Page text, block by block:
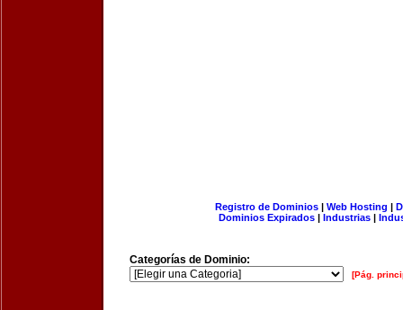
Registro de Dominios| Web Hosting |
Dominios Expirados | Industrias |
Categorías de Dominio:
[Pág.